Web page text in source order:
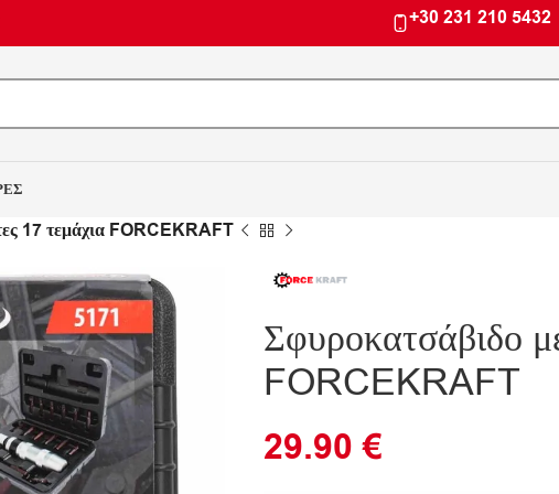
+30 231 210 5432
17 τεμάχια FORCEKRAFT
Σφυροκατσάβιδο
FORCEKRAFT
29.90€